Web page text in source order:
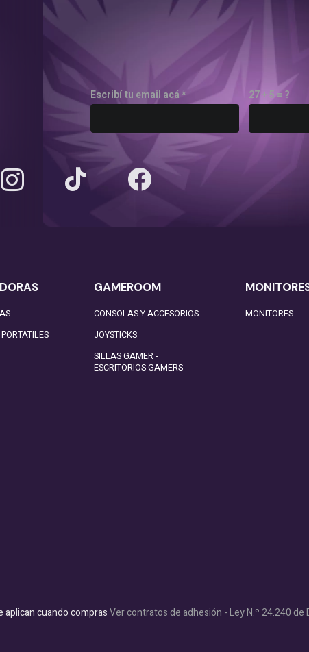
Escribí tu email acá * 27 + 5 = ?
GAMEROOM
CONSOLAS Y ACCESORIOS
JOYSTICKS
SILLAS GAMER -
ESCRITORIOS GAMERS
MONITORES
aplican cuando comprasVer contratos de adhesión - Ley N.º 24.240